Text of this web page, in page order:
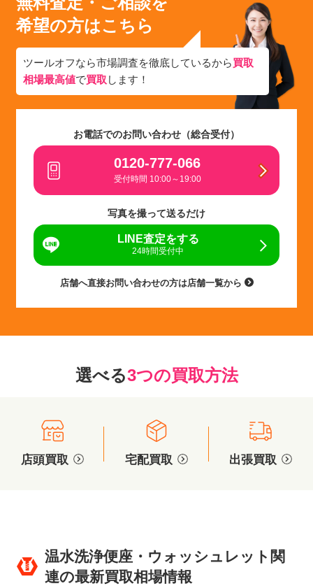
希望の方はこちら
ツールオフなら市場調査を徹底しているから買取
相場最高値で買取 します！
お電話でのお問い合わせ（総合受付）
0120-777-066
受付時間 10:00～19:00
写真を撮って送るだけ
LINE査定をする
24時間受付中
店舗へ直接お問い合わせの方は店舗一覧から
選べる3つの買取方法
店頭買取 宅配買取 出張買取
温水洗浄便座・ウォッシュレット関
連の最新買取相場情報